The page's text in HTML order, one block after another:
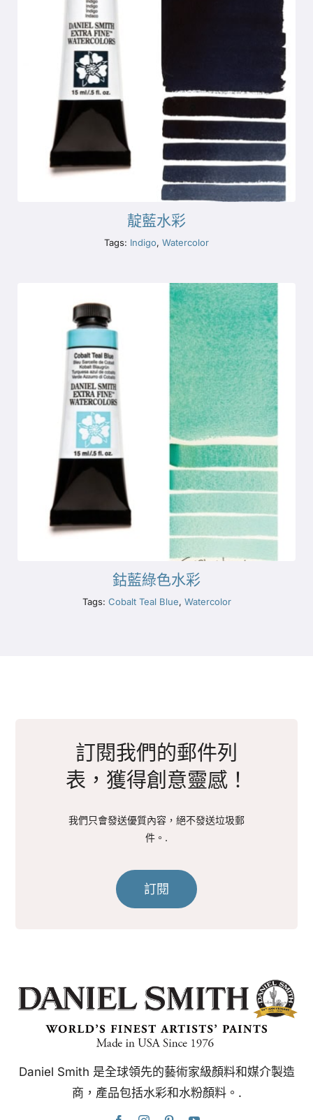
靛藍水彩
Tags: Indigo, Watercolor
鈷藍綠色水彩
Tags: Cobalt Teal Blue, Watercolor
訂閱我們的郵件列
表，獲得創意靈感！
我們只會發送優質內容，絕不發送垃圾郵
件。.
訂閱
Daniel Smith 是全球領先的藝術家級顏料和媒介製造
商，產品包括水彩和水粉顏料。.